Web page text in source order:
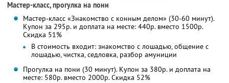
Мастер-класс, прогулка на пони
Мастер-класс «Знакомство с конным делом» (30-60 минут).
Купон за 295р. и доплата на месте: 440р. вместо 1500р.
Скидка 51%
В стоимость входит: знакомство с лошадью, общение с
лошадью, чистка, седловка, разбор амуниции
Прогулка на пони (30 минут). Купон за 380р. и доплата на
месте: 580р. вместо 2000р. Скидка 52%